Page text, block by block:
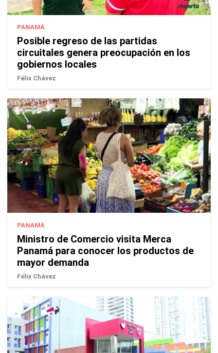
PANAMÁ
Posible regreso de las partidas
circuitales genera preocupación en los
gobiernos locales
Félix Chávez
PANAMÁ
Ministro de Comercio visita Merca
Panamá para conocer los productos de
mayor demanda
Félix Chávez